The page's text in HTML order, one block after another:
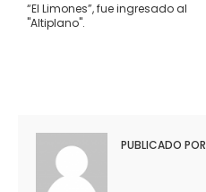
“El Limones”, fue ingresado al
"Altiplano".
PUBLICADO POR